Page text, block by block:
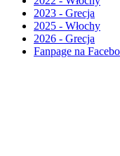
2023 - Grecja
2025 - Włochy
2026 - Grecja
Fanpage na